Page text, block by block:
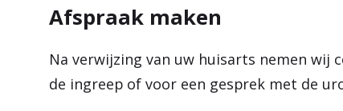
Afspraak maken
Na verwijzing van uw huisarts nemen wij
de ingreep of voor een gesprek met de